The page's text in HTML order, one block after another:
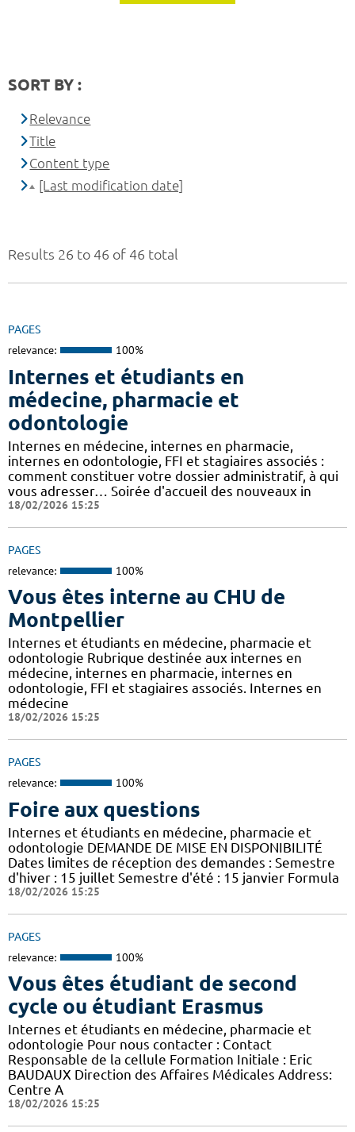
Results 26 to 46 of 46 total
PAGES
relevance: 100%
Internes et étudiants en
médecine, pharmacie et
odontologie
Internes en médecine, internes en pharmacie,
internes en odontologie, FFI et stagiaires associés :
comment constituer votre dossier administratif, à qui
vous adresser… Soirée d'accueil des nouveaux in
18/02/2026 15:25
PAGES
relevance: 100%
Vous êtes interne au CHU de
Montpellier
Internes et étudiants en médecine, pharmacie et
odontologie Rubrique destinée aux internes en
médecine, internes en pharmacie, internes en
odontologie, FFI et stagiaires associés. Internes en
médecine
18/02/2026 15:25
PAGES
relevance: 100%
Foire aux questions
Internes et étudiants en médecine, pharmacie et
odontologie DEMANDE DE MISE EN DISPONIBILITÉ
Dates limites de réception des demandes : Semestre
d'hiver : 15 juillet Semestre d'été : 15 janvier Formula
18/02/2026 15:25
PAGES
relevance: 100%
Vous êtes étudiant de second
cycle ou étudiant Erasmus
Internes et étudiants en médecine, pharmacie et
odontologie Pour nous contacter : Contact
Responsable de la cellule Formation Initiale : Eric
BAUDAUX Direction des Affaires Médicales Address:
Centre A
18/02/2026 15:25
SORT BY :
Relevance
Title
Content type
[Last modification date]